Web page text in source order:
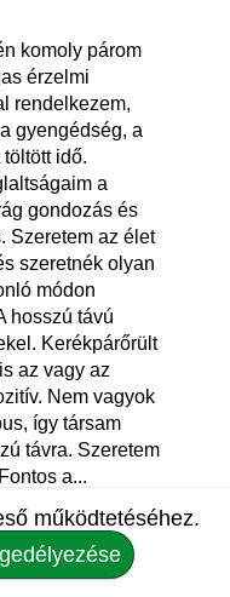
komoly párom
érzelmi
rendelkezem,
gyengédség, a
idő.
a
gondozás és
Szeretem az élet
szeretnék olyan
módon
hosszú távú
Kerékpárőrült
az vagy az
Nem vagyok
így társam
távra. Szeretem
a...
működtetéséhez.